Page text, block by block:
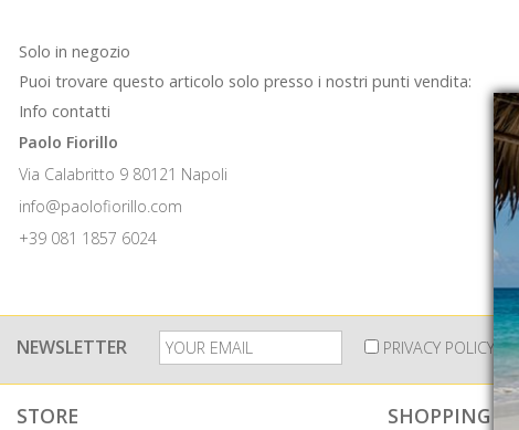
Solo in negozio
Puoi trovare questo articolo solo presso i nostri punti vendita:
Info contatti
Paolo Fiorillo
Via Calabritto 9 80121 Napoli
info@paolofiorillo.com
+39 081 1857 6024
NEWSLETTER PRIVACY POLICY
STORE SHOPPING